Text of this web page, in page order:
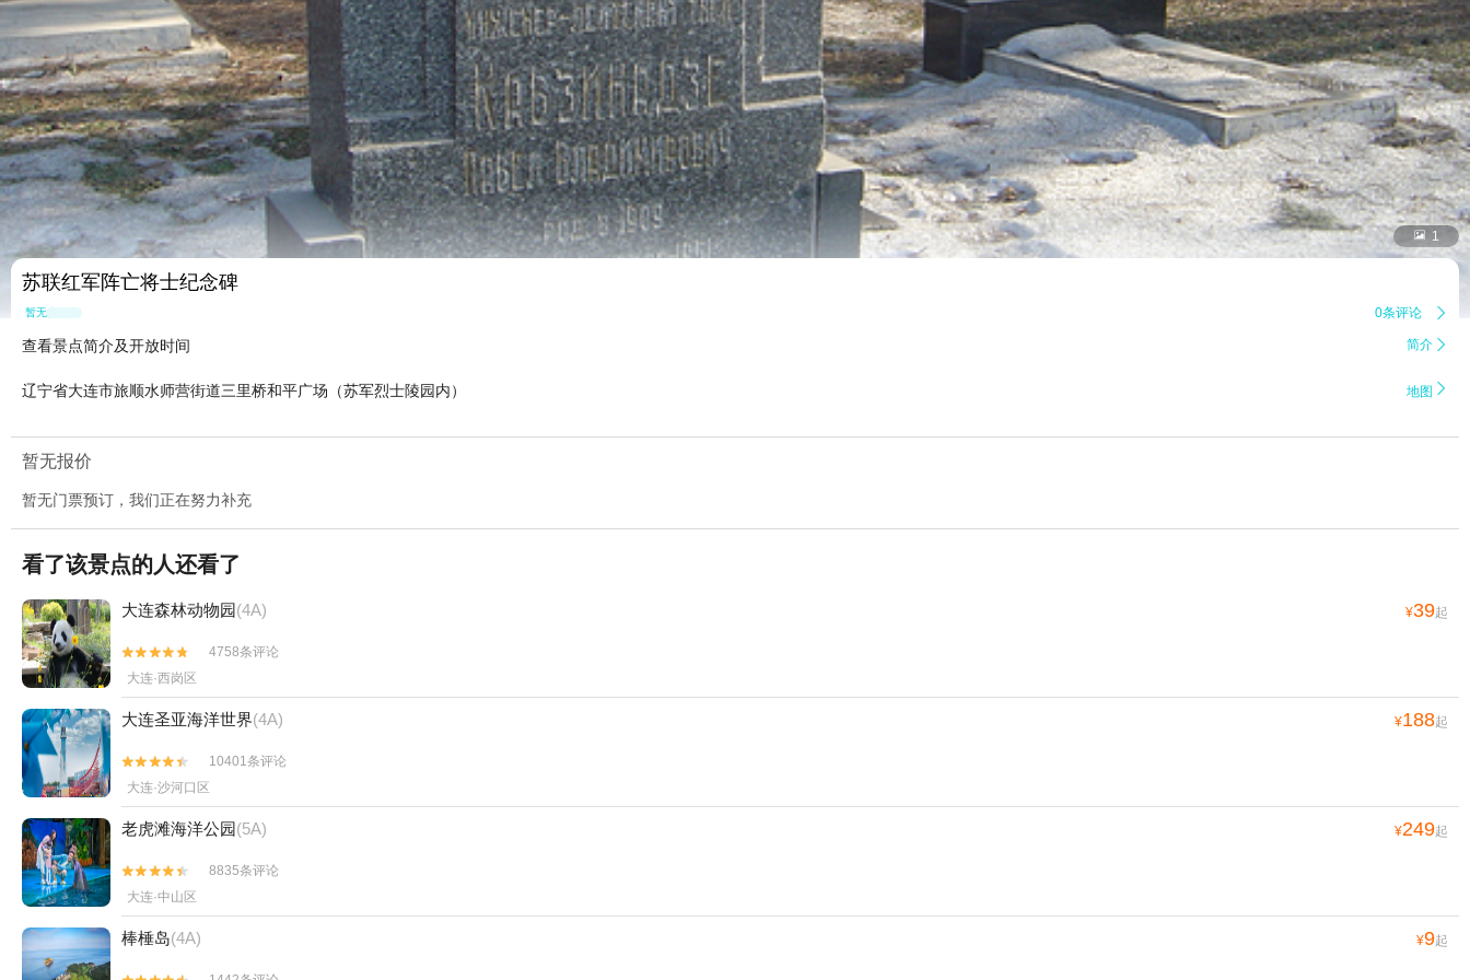
 1
苏联红军阵亡将士纪念碑
暂无点评 0条评论 
查看景点简介及开放时间 简介 
辽宁省大连市旅顺水师营街道三里桥和平广场（苏军烈士陵园内） 地图 
暂无报价
暂无门票预订，我们正在努力补充
看了该景点的人还看了
大连森林动物园(4A) ¥39起


4758条评论
大连·西岗区
大连圣亚海洋世界(4A) ¥188起


10401条评论
大连·沙河口区
老虎滩海洋公园(5A) ¥249起


8835条评论
大连·中山区
棒棰岛(4A) ¥9起